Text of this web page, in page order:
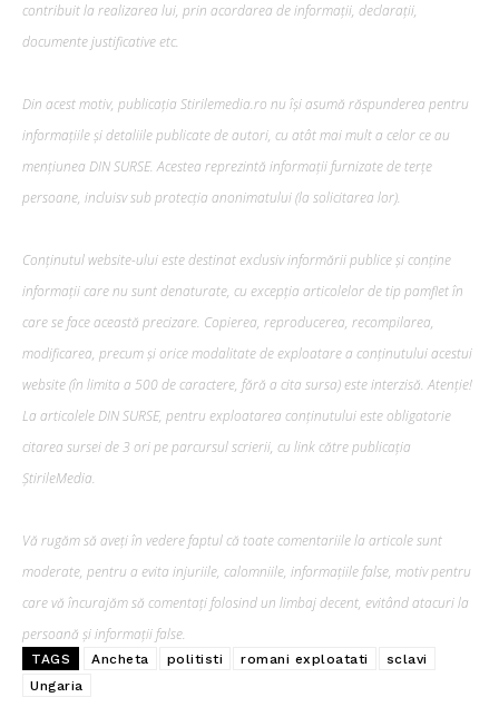
contribuit la realizarea lui, prin acordarea de informații, declarații,
documente justificative etc.
Din acest motiv, publicația Stirilemedia.ro nu își asumă răspunderea pentru
informațiile și detaliile publicate de autori, cu atât mai mult a celor ce au
mențiunea DIN SURSE. Acestea reprezintă informații furnizate de terțe
persoane, incluisv sub protecția anonimatului (la solicitarea lor).
Conținutul website-ului este destinat exclusiv informării publice și conține
informații care nu sunt denaturate, cu excepția articolelor de tip pamflet în
care se face această precizare. Copierea, reproducerea, recompilarea,
modificarea, precum şi orice modalitate de exploatare a conținutului acestui
website (în limita a 500 de caractere, fără a cita sursa) este interzisă. Atenție!
La articolele DIN SURSE, pentru exploatarea conținutului este obligatorie
citarea sursei de 3 ori pe parcursul scrierii, cu link către publicația
ȘtirileMedia.
Vă rugăm să aveți în vedere faptul că toate comentariile la articole sunt
moderate, pentru a evita injuriile, calomniile, informațiile false, motiv pentru
care vă încurajăm să comentați folosind un limbaj decent, evitând atacuri la
persoană și informații false.
TAGS Ancheta politisti romani exploatati
sclavi
Ungaria